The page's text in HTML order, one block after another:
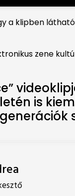
a klipben
zene
is